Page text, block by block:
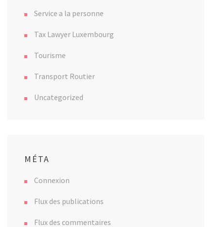
Service a la personne
Tax Lawyer Luxembourg
Tourisme
Transport Routier
Uncategorized
MÉTA
Connexion
Flux des publications
Flux des commentaires